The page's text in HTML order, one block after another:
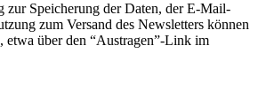
Speicherung der Daten, der E-Mail-
zum Versand des Newsletters können
etwa über den “Austragen”-Link im